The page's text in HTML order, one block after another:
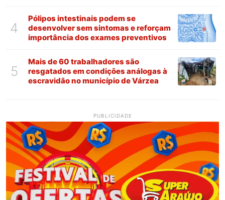
4
Pólipos intestinais podem se
desenvolver sem sintomas e reforçam
importância dos exames preventivos
5
Mais de 60 trabalhadores são
resgatados em condições análogas à
escravidão no município de Várzea
PUBLICIDADE